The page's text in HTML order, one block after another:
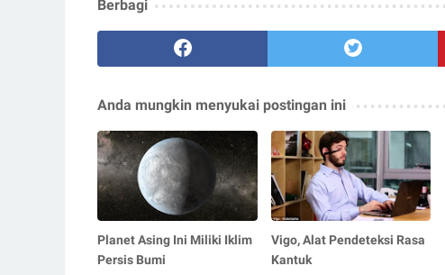
Berbagi
Anda mungkin menyukai postingan ini
Planet Asing Ini Miliki Iklim
Persis Bumi
Vigo, Alat Pendeteksi Rasa
Kantuk